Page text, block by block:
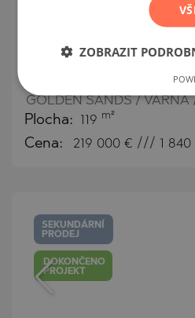
Prostorný
GOLDEN SANDS /
Plocha: 119 m²
Cena: 219 000 € /// 1 840
SEKUNDÁRNÍ
PRODEJ
DOKONČENO
PROJEKT
ZOBRAZIT